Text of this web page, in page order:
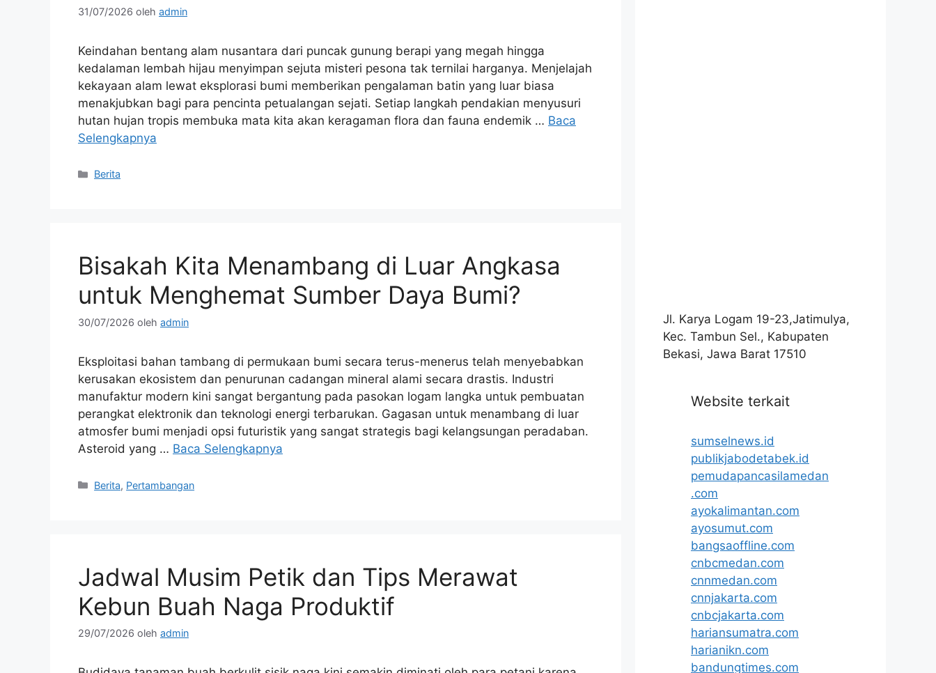
31/07/2026 oleh admin
Keindahan bentang alam nusantara dari puncak gunung berapi yang megah hingga
kedalaman lembah hijau menyimpan sejuta misteri pesona tak ternilai harganya. Menjelajah
kekayaan alam lewat eksplorasi bumi memberikan pengalaman batin yang luar biasa
menakjubkan bagi para pencinta petualangan sejati. Setiap langkah pendakian menyusuri
hutan hujan tropis membuka mata kita akan keragaman flora dan fauna endemik … Baca
Selengkapnya
Kategori
Berita
Bisakah Kita Menambang di Luar Angkasa
untuk Menghemat Sumber Daya Bumi?
30/07/2026 oleh admin
Eksploitasi bahan tambang di permukaan bumi secara terus-menerus telah menyebabkan
kerusakan ekosistem dan penurunan cadangan mineral alami secara drastis. Industri
manufaktur modern kini sangat bergantung pada pasokan logam langka untuk pembuatan
perangkat elektronik dan teknologi energi terbarukan. Gagasan untuk menambang di luar
atmosfer bumi menjadi opsi futuristik yang sangat strategis bagi kelangsungan peradaban.
Asteroid yang … Baca Selengkapnya
Kategori
Berita, Pertambangan
Jadwal Musim Petik dan Tips Merawat
Kebun Buah Naga Produktif
29/07/2026 oleh admin
Jl. Karya Logam 19-23,Jatimulya,
Kec. Tambun Sel., Kabupaten
Bekasi, Jawa Barat 17510
Website terkait
sumselnews.id
publikjabodetabek.id
pemudapancasilamedan
.com
ayokalimantan.com
ayosumut.com
bangsaoffline.com
cnbcmedan.com
cnnmedan.com
cnnjakarta.com
cnbcjakarta.com
hariansumatra.com
harianikn.com
bandungtimes.com